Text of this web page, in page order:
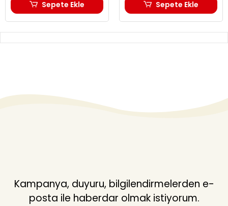
Sepete Ekle Sepete Ekle
Kampanya, duyuru, bilgilendirmelerden e-
posta ile haberdar olmak istiyorum.